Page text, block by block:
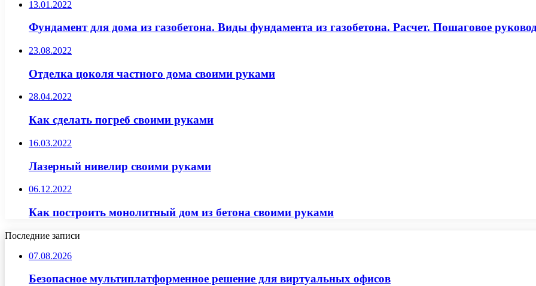
13.01.2022
Фундамент для дома из газобетона. Виды фундамента из газобетона. Расчет. Пошаговое
23.08.2022
Отделка цоколя частного дома своими руками
28.04.2022
Как сделать погреб своими руками
16.03.2022
Лазерный нивелир своими руками
06.12.2022
Как построить монолитный дом из бетона своими руками
Последние записи
07.08.2026
Безопасное мультиплатформенное решение для виртуальных офисов